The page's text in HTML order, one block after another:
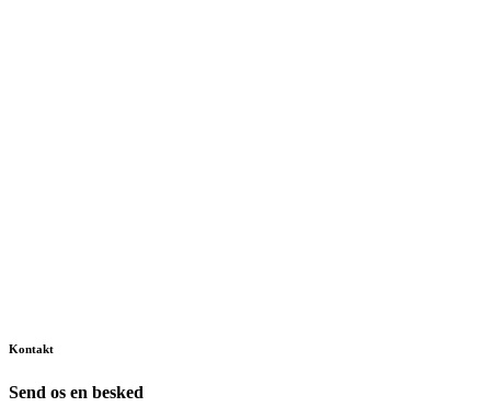
Kontakt
Send os en besked